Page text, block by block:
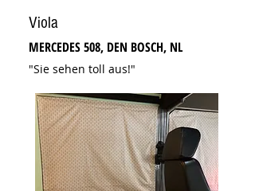
Viola
MERCEDES 508, DEN BOSCH, NL
"Sie sehen toll aus!"